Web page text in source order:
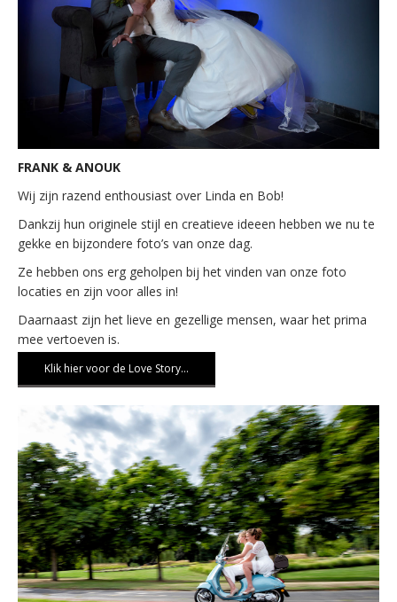
FRANK & ANOUK
Wij zijn razend enthousiast over Linda en Bob!
Dankzij hun originele stijl en creatieve ideeen hebben we nu te
gekke en bijzondere foto’s van onze dag.
Ze hebben ons erg geholpen bij het vinden van onze foto
locaties en zijn voor alles in!
Daarnaast zijn het lieve en gezellige mensen, waar het prima
mee vertoeven is.
Klik hier voor de Love Story…